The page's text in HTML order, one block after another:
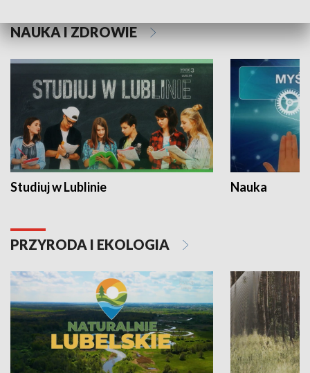
NAUKA I ZDROWIE
Studiuj w Lublinie Nauka
PRZYRODA I EKOLOGIA